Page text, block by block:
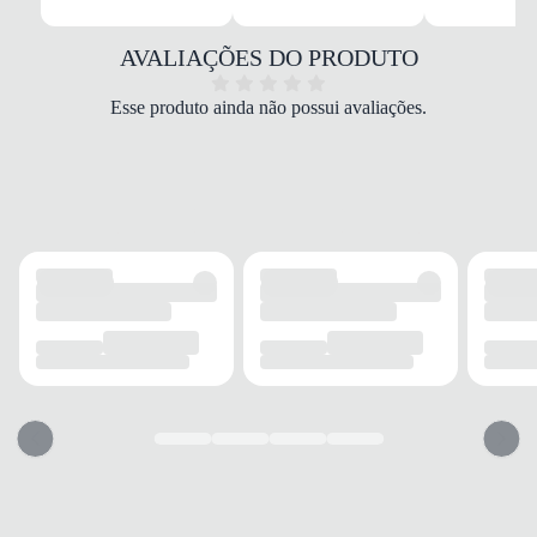
Têxtil/Sintético
SOLADO
Borracha/EVA
ADERÊNCIA
Alta
Responsivo
FORRO
AVALIAÇÕES DO PRODUTO
Esse produto ainda não possui avaliações.